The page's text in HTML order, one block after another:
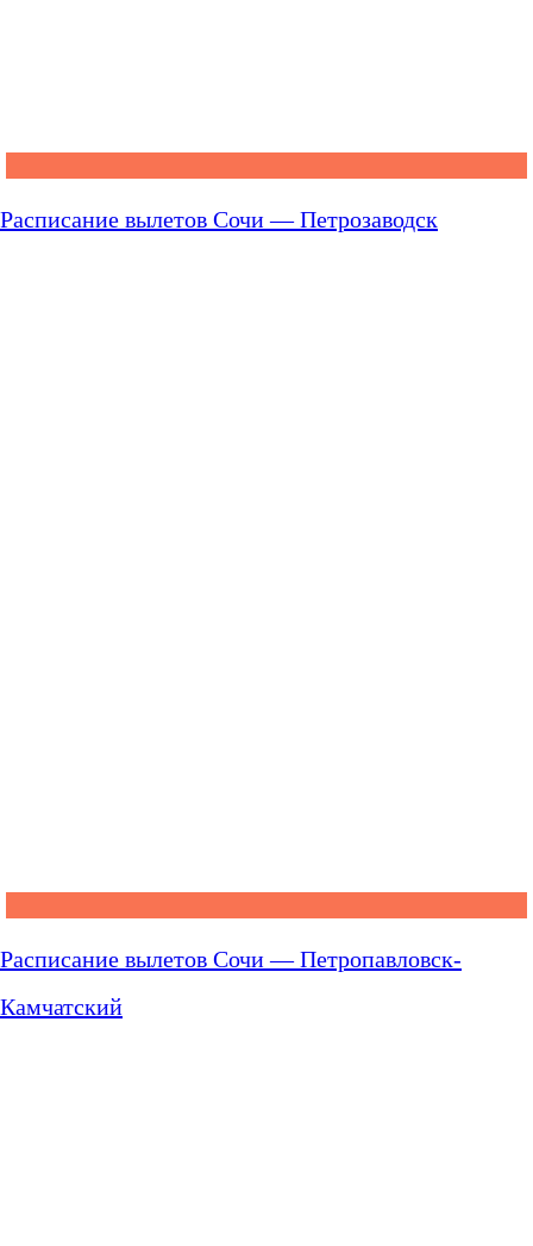
Расписание вылетов Сочи — Петрозаводск
Расписание вылетов Сочи — Петропавловск-
Камчатский